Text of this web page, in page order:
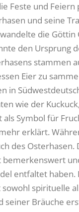
Feste und
und seine
die
den Ursprung
stammen
Eier zu
in
wie der
Symbol für
erklärt.
des
sowohl spirituelle
seiner Bräuche